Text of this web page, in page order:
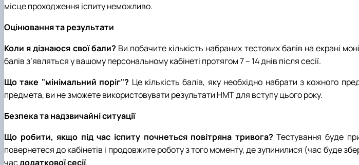
місце проходження іспиту неможливо.
Оцінювання та результати
Коли я дізнаюся свої бали? Ви побачите кількість набраних тестових балів на екрані
балів з’являться у вашому персональному кабінеті протягом 7 – 14 днів після сесії.
Що таке "мінімальний поріг"? Це кількість балів, яку необхідно набрати з кожного
предмета, ви не зможете використовувати результати НМТ для вступу цього року.
Безпека та надзвичайні ситуації
Що робити, якщо під час іспиту почнеться повітряна тривога? Тестування буде
повернетеся до кабінетів і продовжите роботу з того моменту, де зупинилися (час буде
часдодаткової сесії.